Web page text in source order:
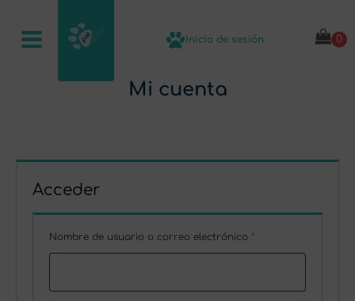
Inicio de sesión
Mi cuenta
Acceder
Nombre de usuario o correo electrónico *